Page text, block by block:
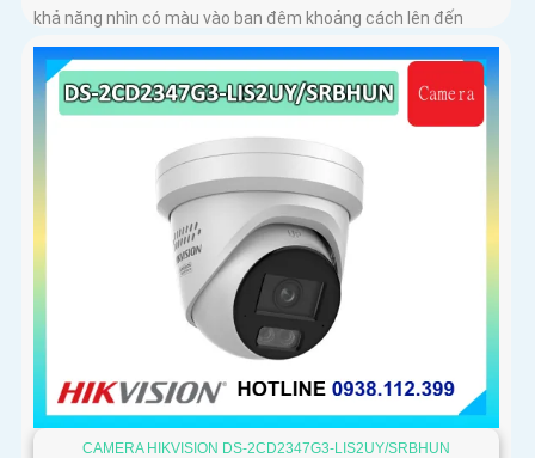
khả năng nhìn có màu vào ban đêm khoảng cách lên đến
60m, phát hiện chuyển động và phân biệt được người và
phương tiện, ống kính 4
CAMERA HIKVISION DS-2CD2347G3-LIS2UY/SRBHUN